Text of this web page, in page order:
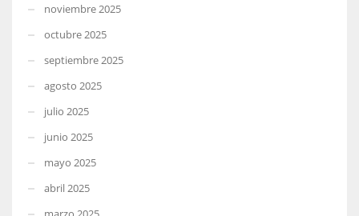
noviembre 2025
octubre 2025
septiembre 2025
agosto 2025
julio 2025
junio 2025
mayo 2025
abril 2025